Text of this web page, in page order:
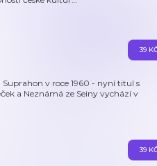
v roce 1960 - nyní titul s
a Neznámá ze Seiny vychází v
39
39